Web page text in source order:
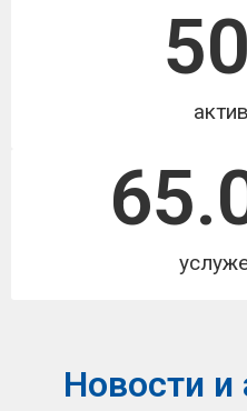
Новости и